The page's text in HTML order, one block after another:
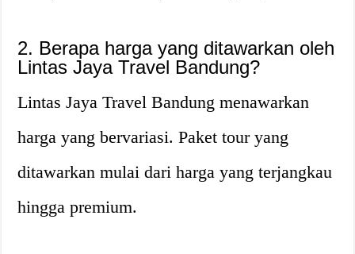
2. Berapa harga yang ditawarkan oleh
Lintas Jaya Travel Bandung?
Lintas Jaya Travel Bandung menawarkan
harga yang bervariasi. Paket tour yang
ditawarkan mulai dari harga yang terjangkau
hingga premium.